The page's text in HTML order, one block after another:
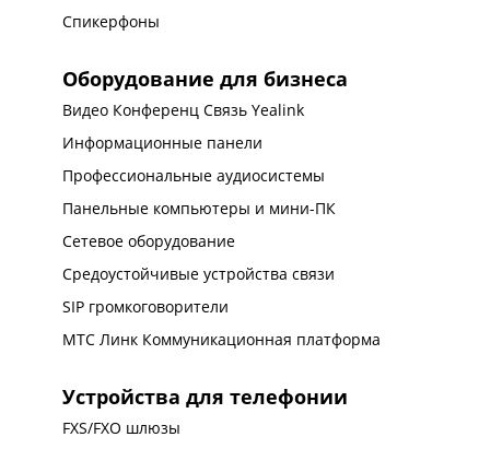
Спикерфоны
Оборудование для бизнеса
Видео Конференц Связь Yealink
Информационные панели
Профессиональные аудиосистемы
Панельные компьютеры и мини-ПК
Сетевое оборудование
Средоустойчивые устройства связи
SIP громкоговорители
МТС Линк Коммуникационная платформа
Устройства для телефонии
FXS/FXO шлюзы